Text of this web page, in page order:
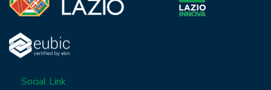
Social Link